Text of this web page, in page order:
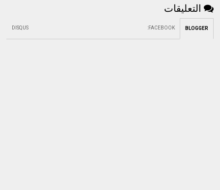
التعليقات
BLOGGER
FACEBOOK
:
DISQUS